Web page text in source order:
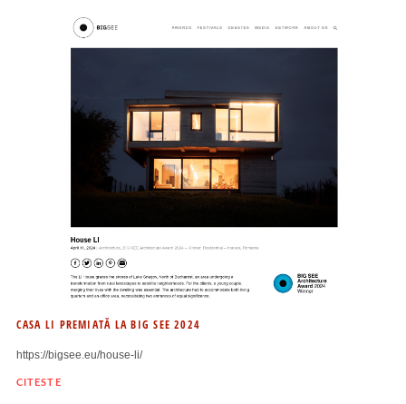
CASA LI PREMIATĂ LA BIG SEE 2024
https://bigsee.eu/house-li/
CITESTE